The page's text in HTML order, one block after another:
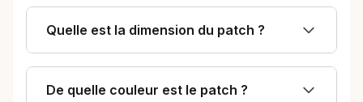
Quelle est la dimension du patch ?
De quelle couleur est le patch ?